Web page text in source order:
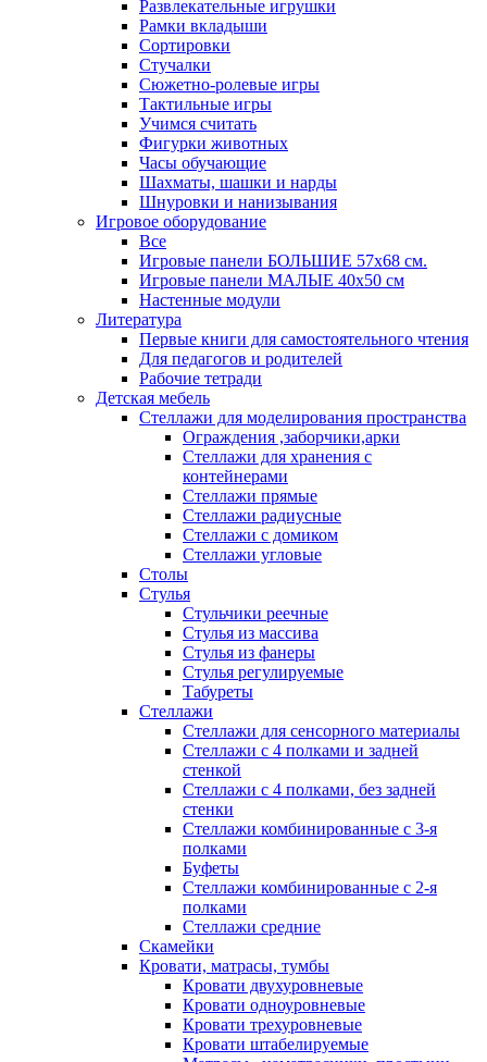
Развлекательные игрушки
Рамки вкладыши
Сортировки
Стучалки
Сюжетно-ролевые игры
Тактильные игры
Учимся считать
Фигурки животных
Часы обучающие
Шахматы, шашки и нарды
Шнуровки и нанизывания
Игровое оборудование
Все
Игровые панели БОЛЬШИЕ 57х68 см.
Игровые панели МАЛЫЕ 40х50 см
Настенные модули
Литература
Первые книги для самостоятельного чтения
Для педагогов и родителей
Рабочие тетради
Детская мебель
Стеллажи для моделирования пространства
Ограждения ,заборчики,арки
Стеллажи для хранения с
контейнерами
Стеллажи прямые
Стеллажи радиусные
Стеллажи с домиком
Стеллажи угловые
Столы
Стулья
Стульчики реечные
Стулья из массива
Стулья из фанеры
Стулья регулируемые
Табуреты
Стеллажи
Стеллажи для сенсорного материалы
Стеллажи с 4 полками и задней
стенкой
Стеллажи с 4 полками, без задней
стенки
Стеллажи комбинированные с 3-я
полками
Буфеты
Стеллажи комбинированные с 2-я
полками
Стеллажи средние
Скамейки
Кровати, матрасы, тумбы
Кровати двухуровневые
Кровати одноуровневые
Кровати трехуровневые
Кровати штабелируемые